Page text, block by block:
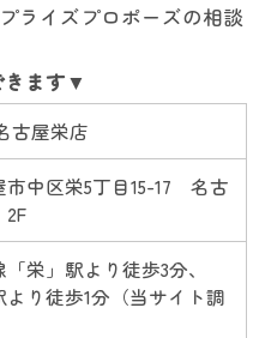
ライズプロポーズの相談
古屋栄店
市中区栄5丁目15-17 名古
2F
栄」駅より徒歩3分、
より徒歩1分（当サイト調